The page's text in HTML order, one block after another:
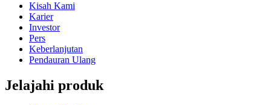
Kisah Kami
Karier
Investor
Pers
Keberlanjutan
Pendauran Ulang
Jelajahi produk